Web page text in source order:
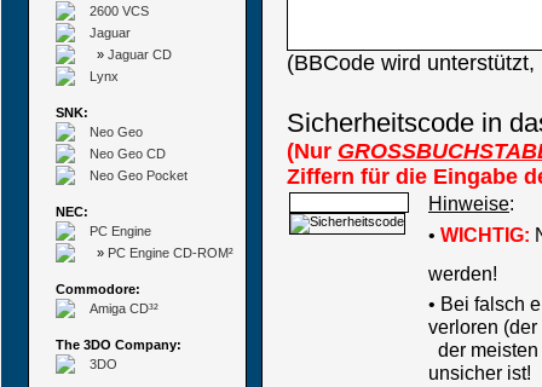
2600 VCS
Jaguar
» Jaguar CD
Lynx
SNK:
Neo Geo
Neo Geo CD
Neo Geo Pocket
NEC:
PC Engine
» PC Engine CD-ROM²
Commodore:
Amiga CD³²
The 3DO Company:
3DO
(BBCode wird
Sicherheitscode in
(Nur
Ziffern für die Eingabe
Hinweise:
• WICHTIG:
werden!
• Bei falsch
verloren
der
unsicher ist!